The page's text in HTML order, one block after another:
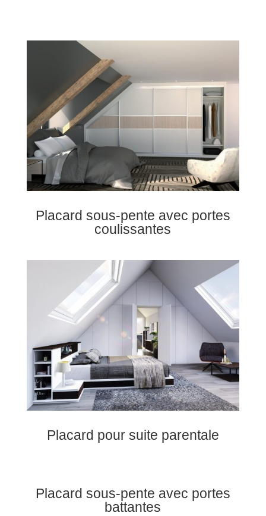
Placard sous-pente avec portes
coulissantes
Placard pour suite parentale
Placard sous-pente avec portes
battantes